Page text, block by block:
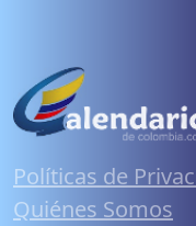
Políticas de
Quiénes Somos